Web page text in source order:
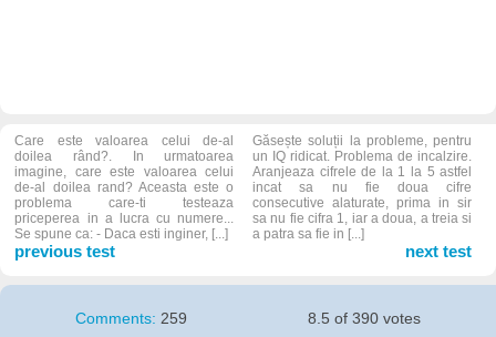
Care este valoarea celui de-al
doilea rând?. In urmatoarea
imagine, care este valoarea celui
de-al doilea rand? Aceasta este o
problema care-ti testeaza
priceperea in a lucra cu numere...
Se spune ca: - Daca esti inginer, [...]
previous test
Găsește soluții la probleme, pentru
un IQ ridicat. Problema de incalzire.
Aranjeaza cifrele de la 1 la 5 astfel
incat sa nu fie doua cifre
consecutive alaturate, prima in sir
sa nu fie cifra 1, iar a doua, a treia si
a patra sa fie in [...]
next test
Comments: 259 8.5 of 390 votes